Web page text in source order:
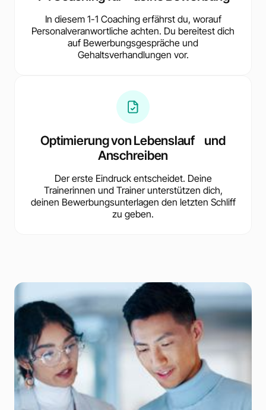
In diesem 1-1 Coaching erfährst du, worauf
Personalveranwortliche achten. Du bereitest dich
auf Bewerbungsgespräche und
Gehaltsverhandlungen vor.
Optimierung von Lebenslauf und
Anschreiben
Der erste Eindruck entscheidet. Deine
Trainerinnen und Trainer unterstützen dich,
deinen Bewerbungsunterlagen den letzten Schliff
zu geben.